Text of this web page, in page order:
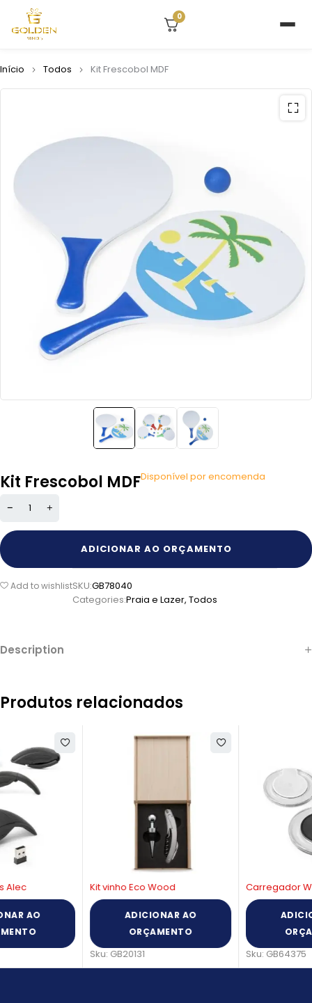
0
Início Todos Kit Frescobol MDF
Kit Frescobol MDFDisponível por encomenda
ADICIONAR AO ORÇAMENTO
Add to wishlistSKU:GB78040
Categories:Praia e Lazer, Todos
Description
Produtos relacionados
Kit vinho Eco Wood
ADICIONAR AO
Carregador Wireless ABS
ADICIONAR AO